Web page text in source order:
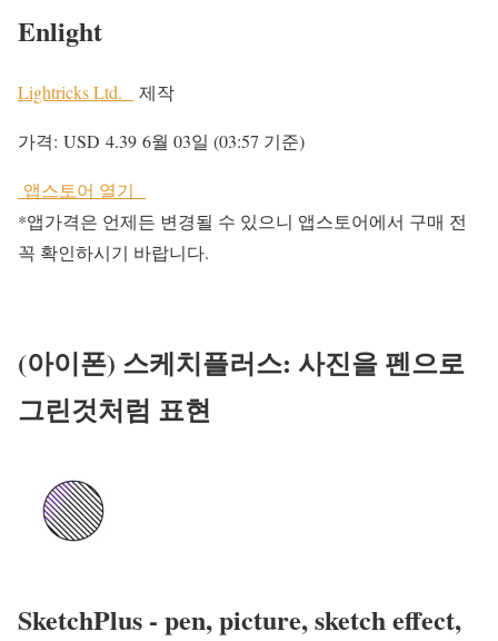
Enlight
Lightricks Ltd. 제작
가격: USD 4.39 6월 03일 (03:57 기준)
앱스토어 열기
*앱가격은 언제든 변경될 수 있으니 앱스토어에서 구매 전
꼭 확인하시기 바랍니다.
(아이폰) 스케치플러스: 사진을 펜으로
그린것처럼 표현
SketchPlus - pen, picture, sketch effect,